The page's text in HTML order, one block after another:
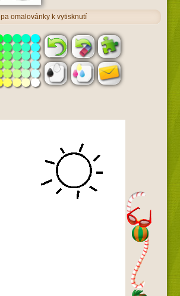
omalovánky k vytisknutí